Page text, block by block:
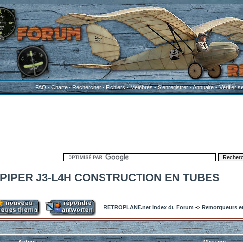
FAQ-Charte-Rechercher-Fichiers-Membres-S'enregistrer-Annuaire-Vérifier
PIPER J3-L4H CONSTRUCTION EN TUBES
RETROPLANE.net Index du Forum -> Remorqueurs